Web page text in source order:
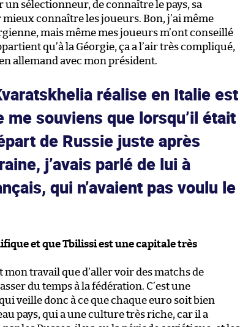
sélectionneur, de connaître le pays, sa
connaître les joueurs. Bon, j’ai même
mais même mes joueurs m’ont conseillé
qu’à la Géorgie, ça a l’air très compliqué,
allemand avec mon président.
réalise en Italie est
souviens que lorsqu’il était
de Russie juste après
j’avais parlé de lui à
qui n’avaient pas voulu le
et que Tbilissi est une capitale très
mon travail que d’aller voir des matchs de
du temps à la fédération. C’est une
veille donc à ce que chaque euro soit bien
pays, qui a une culture très riche, car il a